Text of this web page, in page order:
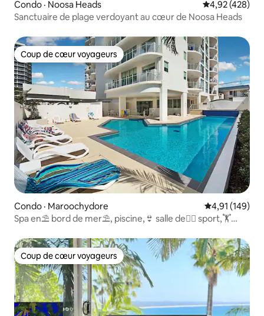
Condo · Noosa Heads Note
4,92 (428)
Sanctuaire de plage verdoyant au cœur de Noosa Heads
Coup de cœur voyageurs
Coup de cœur voyageurs
Condo · Maroochydore Note
4,91 (149)
Spa en⛱ bord de mer⛱, piscine,👙 salle de🏊‍♀️ sport,🏋️
Coup de cœur voyageurs
Coup de cœur voyageurs